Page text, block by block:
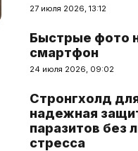
27 июля 2026, 13:12
Быстрые фото
смартфон
24 июля 2026, 09:02
Стронгхолд
надежная
паразитов без
стресса